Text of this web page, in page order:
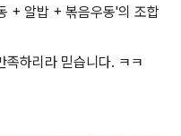
+ 알밥 + 볶음우동'의 조합
족하리라 믿습니다. ㅋㅋ